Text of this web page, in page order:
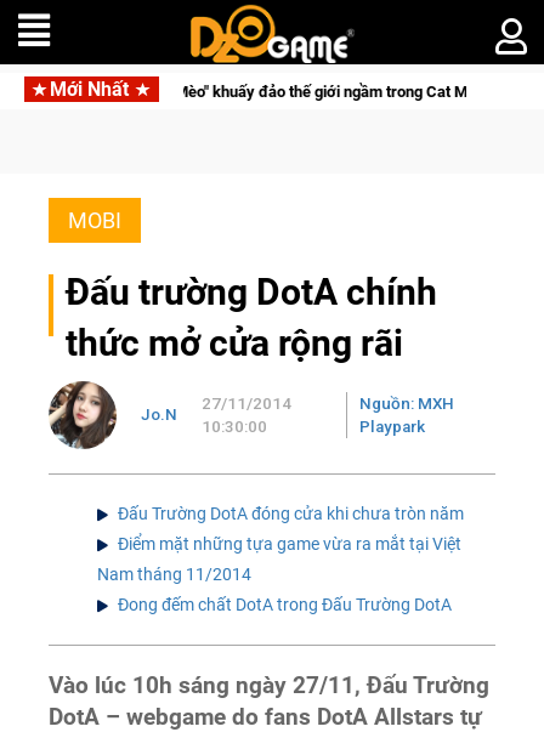
Mới Nhất
"Đại ca Mèo" khuấy đảo thế giới ngầm trong Cat Mafia
MOBI
Đấu trường DotA chính
thức mở cửa rộng rãi
Jo.N
27/11/2014
10:30:00
Nguồn: MXH
Playpark
Đấu Trường DotA đóng cửa khi chưa tròn năm
Điểm mặt những tựa game vừa ra mắt tại Việt
Nam tháng 11/2014
Đong đếm chất DotA trong Đấu Trường DotA
Vào lúc 10h sáng ngày 27/11, Đấu Trường
DotA – webgame do fans DotA Allstars tự